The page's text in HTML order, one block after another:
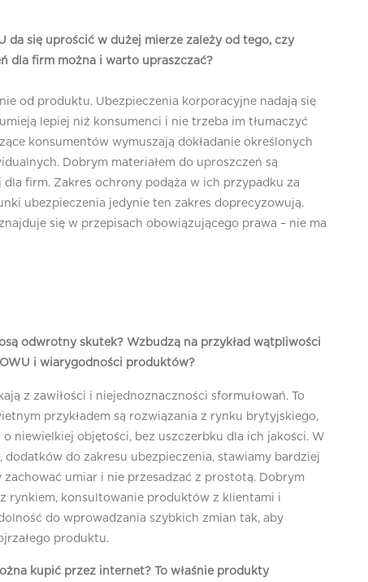
da się uprościć w dużej mierze zależy od tego, czy
dla firm można i warto upraszczać?
od produktu. Ubezpieczenia korporacyjne nadają się
lepiej niż konsumenci i nie trzeba im tłumaczyć
konsumentów wymuszają dokładanie określonych
Dobrym materiałem do uproszczeń są
firm. Zakres ochrony podąża w ich przypadku za
ubezpieczenia jedynie ten zakres doprecyzowują.
się w przepisach obowiązującego prawa – nie ma
odwrotny skutek? Wzbudzą na przykład wątpliwości
i wiarygodności produktów?
z zawiłości i niejednoznaczności sformułowań. To
przykładem są rozwiązania z rynku brytyjskiego,
niewielkiej objętości, bez uszczerbku dla ich jakości. W
do zakresu ubezpieczenia, stawiamy bardziej
umiar i nie przesadzać z prostotą. Dobrym
rynkiem, konsultowanie produktów z klientami i
do wprowadzania szybkich zmian tak, aby
produktu.
kupić przez internet? To właśnie produkty